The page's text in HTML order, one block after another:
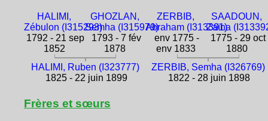
HALIMI,
Zébulon (I315293)
1792 - 21 sep
1852
GHOZLAN,
Semha (I315979)
1793 - 7 fév
1878
ZERBIB,
Abraham (I313391)
env 1775 -
env 1833
SAADOUN,
Zaïna
1775 - 29 oct
1880
HALIMI, Ruben (I323777)
1825 - 22 juin 1899
ZERBIB, Semha (I326769)
1822 - 28 juin 1898
Frères et sœurs